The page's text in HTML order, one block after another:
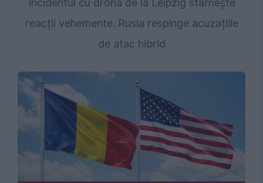
Incidentul cu drona de la Leipzig stârnește
reacții vehemente. Rusia respinge acuzațiile
de atac hibrid